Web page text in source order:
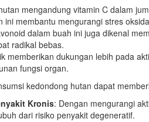
mengandung vitamin C dalam
ini membantu mengurangi stres
dalam buah ini juga dikenal
radikal bebas.
memberikan dukungan lebih pada
fungsi organ.
kedondong hutan dapat
Kronis: Dengan mengurangi
dari risiko penyakit degeneratif.